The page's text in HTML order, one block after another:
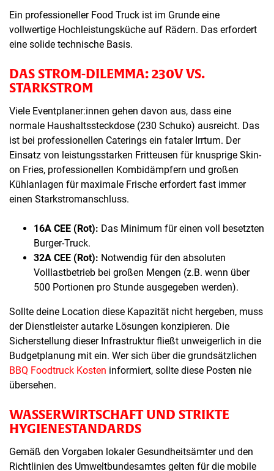
Ein professioneller Food Truck ist im Grunde eine
vollwertige Hochleistungsküche auf Rädern. Das erfordert
eine solide technische Basis.
DAS STROM-DILEMMA: 230V VS.
STARKSTROM
Viele Eventplaner:innen gehen davon aus, dass eine
normale Haushaltssteckdose (230 Schuko) ausreicht. Das
ist bei professionellen Caterings ein fataler Irrtum. Der
Einsatz von leistungsstarken Fritteusen für knusprige Skin-
on Fries, professionellen Kombidämpfern und großen
Kühlanlagen für maximale Frische erfordert fast immer
einen Starkstromanschluss.
16A CEE (Rot): Das Minimum für einen voll besetzten
Burger-Truck.
32A CEE (Rot): Notwendig für den absoluten
Volllastbetrieb bei großen Mengen (z.B. wenn über
500 Portionen pro Stunde ausgegeben werden).
Sollte deine Location diese Kapazität nicht hergeben, muss
der Dienstleister autarke Lösungen konzipieren. Die
Sicherstellung dieser Infrastruktur fließt unweigerlich in die
Budgetplanung mit ein. Wer sich über die grundsätzlichen
BBQ Foodtruck Kosten informiert, sollte diese Posten nie
übersehen.
WASSERWIRTSCHAFT UND STRIKTE
HYGIENESTANDARDS
Gemäß den Vorgaben lokaler Gesundheitsämter und den
Richtlinien des Umweltbundesamtes gelten für die mobile